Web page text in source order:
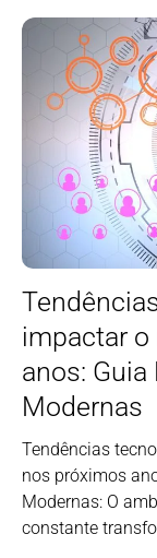
impactar
anos:
Modernas
Tendências
nos próximos
Modernas: O
constante